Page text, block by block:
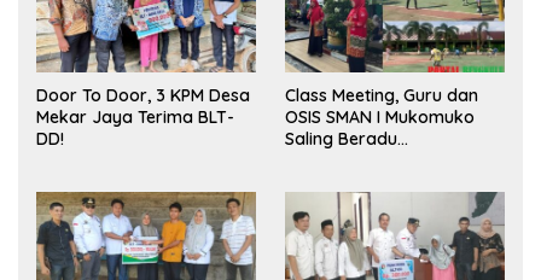
Door To Door, 3 KPM Desa
Mekar Jaya Terima BLT-
DD!
Class Meeting, Guru dan
OSIS SMAN I Mukomuko
Saling Beradu